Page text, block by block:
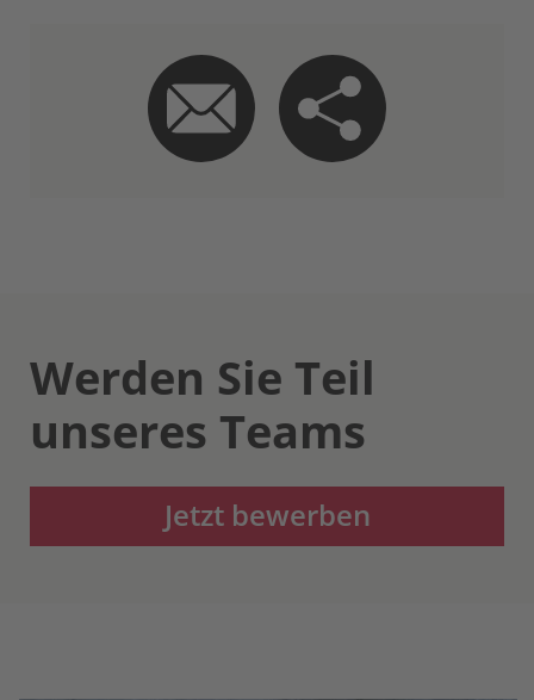
Werden Sie Teil
unseres Teams
Jetzt bewerben